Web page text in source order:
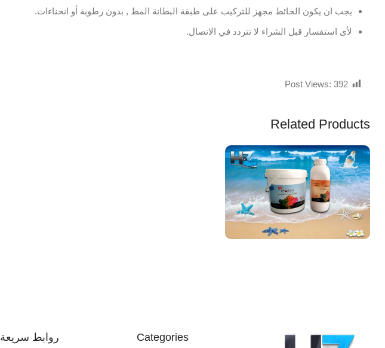
يجب ان يكون الحائط مجهز للتركيب على طبقة البطانة المط , بدون رطوبة أو انحناءات.
لأى استفسار قبل الشراء لا تتردد في الاتصال.
Post Views: 392
Related Products
Categories روابط سريعة